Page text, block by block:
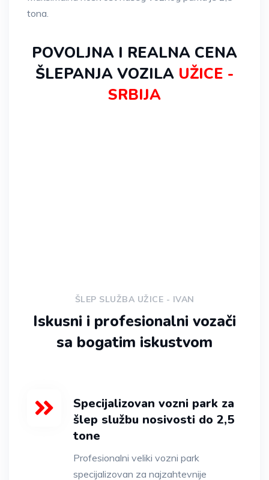
tona.
POVOLJNA I REALNA CENA
ŠLEPANJA VOZILA UŽICE -
SRBIJA
ŠLEP SLUŽBA UŽICE - IVAN
Iskusni i profesionalni vozači
sa bogatim iskustvom
Specijalizovan vozni park za
šlep službu nosivosti do 2,5
tone
Profesionalni veliki vozni park
specijalizovan za najzahtevnije